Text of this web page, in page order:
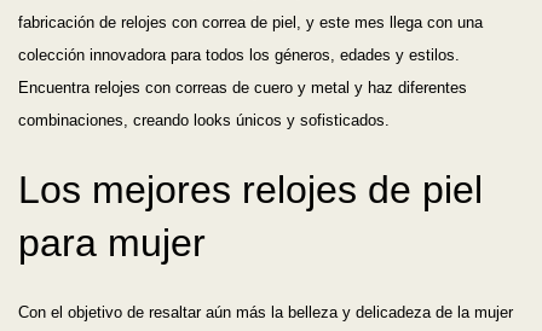
fabricación de relojes con correa de piel, y este mes llega con una
colección innovadora para todos los géneros, edades y estilos.
Encuentra relojes con correas de cuero y metal y haz diferentes
combinaciones, creando looks únicos y sofisticados.
Los mejores relojes de piel
para mujer
Con el objetivo de resaltar aún más la belleza y delicadeza de la mujer